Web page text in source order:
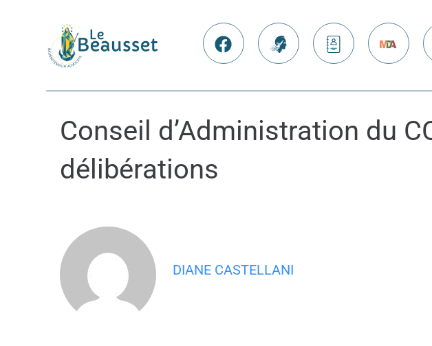
Conseil d’Administration du
délibérations
DIANE CASTELLANI